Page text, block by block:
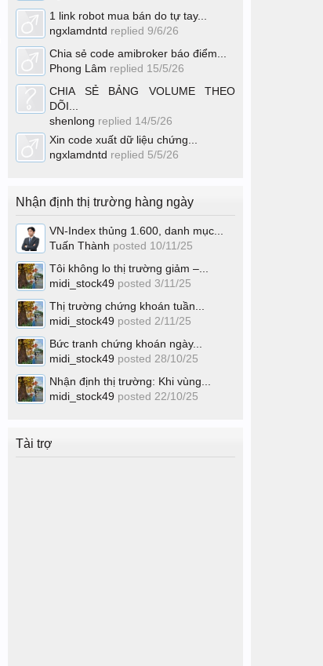
1 link robot mua bán do tự tay...
ngxlamdntd replied 9/6/26
Chia sẻ code amibroker báo điểm...
Phong Lâm replied 15/5/26
CHIA SẺ BẢNG VOLUME THEO
DÕI...
shenlong replied 14/5/26
Xin code xuất dữ liệu chứng...
ngxlamdntd replied 5/5/26
Nhận định thị trường hàng ngày
VN-Index thủng 1.600, danh mục...
Tuấn Thành posted 10/11/25
Tôi không lo thị trường giảm –...
midi_stock49 posted 3/11/25
Thị trường chứng khoán tuần...
midi_stock49 posted 2/11/25
Bức tranh chứng khoán ngày...
midi_stock49 posted 28/10/25
Nhận định thị trường: Khi vùng...
midi_stock49 posted 22/10/25
Tài trợ